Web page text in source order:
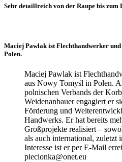
Sehr detaillreich von der Raupe bis zum
Maciej Pawlak ist Flechthandwerker
Polen.
Maciej Pawlak ist
aus Nowy Tomyśl in Polen.
polnischen Verbands der
Weidenanbauer engagiert er
Förderung und
Handwerks. Er hat bereits
Großprojekte realisiert –
als auch international, zuletzt
Interesse ist er per E-Mail
plecionka@onet.eu